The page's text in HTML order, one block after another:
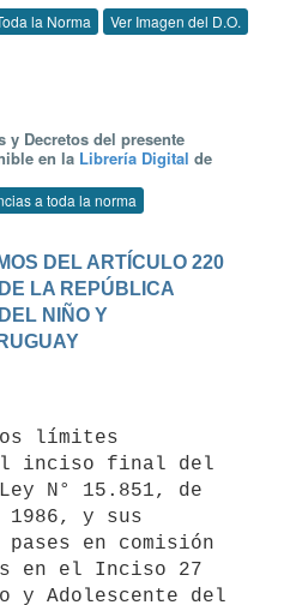
la Norma Ver Imagen del D.O.
y Decretos del presente
en la Librería Digital de
a toda la norma
DEL ARTÍCULO 220
LA REPÚBLICA
NIÑO Y
inciso final del
N° 15.851, de
1986, y sus
en comisión
en el Inciso 27
Adolescente del